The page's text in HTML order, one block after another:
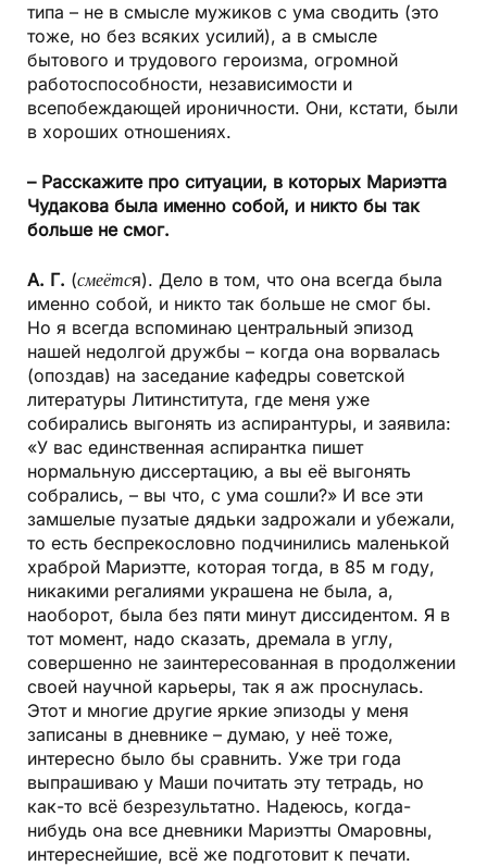
типа – не в смысле мужиков с ума сводить (это
тоже, но без всяких усилий), а в смысле
бытового и трудового героизма, огромной
работоспособности, независимости и
всепобеждающей ироничности. Они, кстати, были
в хороших отношениях.
– Расскажите про ситуации, в которых Мариэтта
Чудакова была именно собой, и никто бы так
больше не смог.
А. Г. (смеётся). Дело в том, что она всегда была
именно собой, и никто так больше не смог бы.
Но я всегда вспоминаю центральный эпизод
нашей недолгой дружбы – когда она ворвалась
(опоздав) на заседание кафедры советской
литературы Литинститута, где меня уже
собирались выгонять из аспирантуры, и заявила:
«У вас единственная аспирантка пишет
нормальную диссертацию, а вы её выгонять
собрались, – вы что, с ума сошли?» И все эти
замшелые пузатые дядьки задрожали и убежали,
то есть беспрекословно подчинились маленькой
храброй Мариэтте, которая тогда, в 85 м году,
никакими регалиями украшена не была, а,
наоборот, была без пяти минут диссидентом. Я в
тот момент, надо сказать, дремала в углу,
совершенно не заинтересованная в продолжении
своей научной карьеры, так я аж проснулась.
Этот и многие другие яркие эпизоды у меня
записаны в дневнике – думаю, у неё тоже,
интересно было бы сравнить. Уже три года
выпрашиваю у Маши почитать эту тетрадь, но
как-то всё безрезультатно. Надеюсь, когда-
нибудь она все дневники Мариэтты Омаровны,
интереснейшие, всё же подготовит к печати.